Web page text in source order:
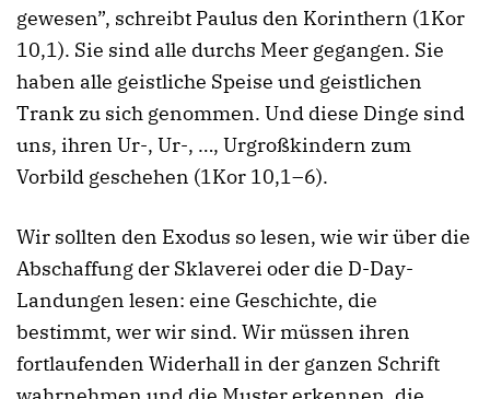
gewesen”, schreibt Paulus den Korinthern (1Kor
10,1). Sie sind alle durchs Meer gegangen. Sie
haben alle geistliche Speise und geistlichen
Trank zu sich genommen. Und diese Dinge sind
uns, ihren Ur-, Ur-, …, Urgroßkindern zum
Vorbild geschehen (1Kor 10,1–6).
Wir sollten den Exodus so lesen, wie wir über die
Abschaffung der Sklaverei oder die D-Day-
Landungen lesen: eine Geschichte, die
bestimmt, wer wir sind. Wir müssen ihren
fortlaufenden Widerhall in der ganzen Schrift